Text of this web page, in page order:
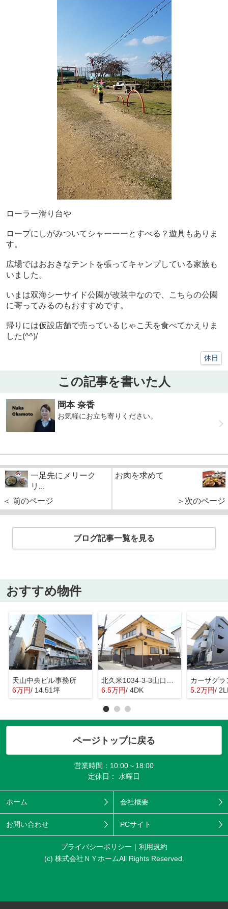
ローラー滑り台や
ロープにしがみついてシャーーーとすべる？遊具もありま
す。
広場ではおおきなテントを張ってキャンプしている家族も
いました。
いまは双海シーサイド公園が改装中なので、こちらの公園
に寄ってみるのもおすすめです。
帰りには仮設店舗で売っているじゃこ天を食べてかえりま
した(^^)/
休日
この記事を書いた人
岡本 奈香
お気軽にお立ち寄りください。
一足先にメリーク
リ...
＜ 前のページ
お肉を求めて
＞次のページ
ブログ記事一覧を見る
おすすめ物件
天山中央ビル事務所
6万円/ 14.51坪
6.5万円/ 4DK
カーサグラ
5.2万円/
ページトップに戻る
営業時間：10:00～18:00
定休日： 水曜日
ホーム 会社概要
お問い合わせ PCサイト
プライバシーポリシー
利用規約
(c) 株式会社ＮＹホームAll Rights Reserved.